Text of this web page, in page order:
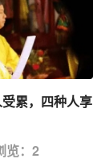
累，四种人享
览：2